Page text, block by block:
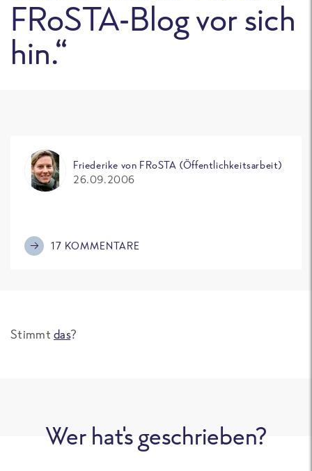
Frosta-Blog vor sich
hin.“
Friederike von FRoSTA (Öffentlichkeitsarbeit)
26.09.2006
17 KOMMENTARE
Stimmtdas?
Wer hat's geschrieben?